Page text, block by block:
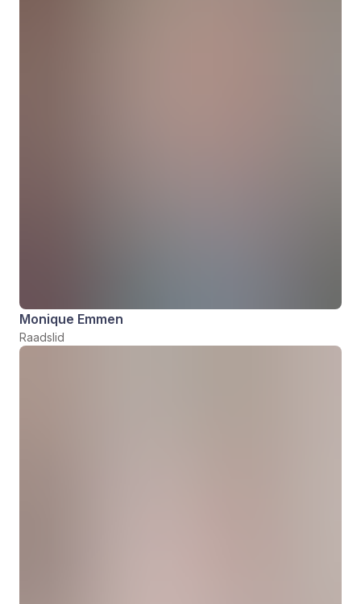
Monique Emmen
Raadslid